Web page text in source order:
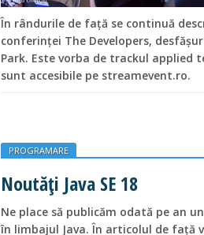
În rândurile de față se continuă
conferinței The Developers,
Park. Este vorba de trackul applied
sunt accesibile pe streamevent.ro.
PROGRAMARE
Noutăți Java SE 18
Ne place să publicăm odată pe an
în limbajul Java. În articolul de față